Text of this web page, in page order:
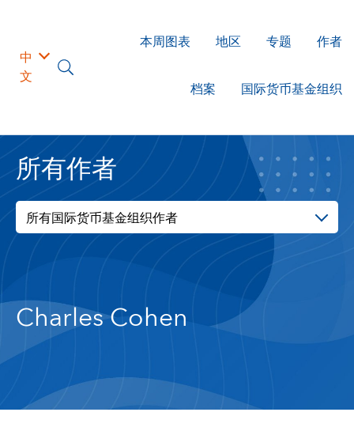
中
文
本周图表 地区 专题 作者
档案 国际货币基金组织
所有作者
所有国际货币基金组织作者
Charles Cohen